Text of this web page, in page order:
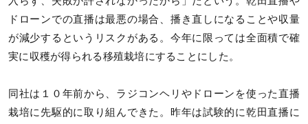
ドローンでの直播は最悪の場合、播き直しになることや収量
が減少するというリスクがある。今年に限っては全面積で確
実に収穫が得られる移殖栽培にすることにした。
同社は１０年前から、ラジコンヘリやドローンを使った直播
栽培に先駆的に取り組んできた。昨年は試験的に乾田直播に